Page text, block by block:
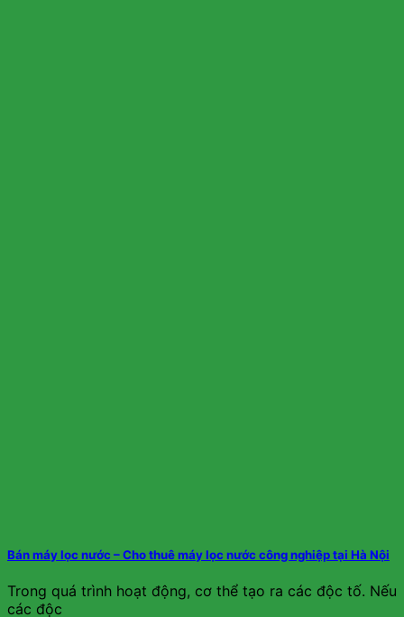
Bán máy lọc nước – Cho thuê máy lọc nước công nghiệp tại Hà Nội
Trong quá trình hoạt động, cơ thể tạo ra các độc tố. Nếu
các độc